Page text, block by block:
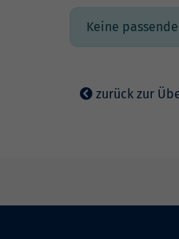
Keine
zurück zur